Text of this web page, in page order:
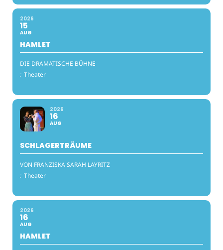
2026
15
AUG
HAMLET
DIE DRAMATISCHE BÜHNE
: Theater
2026
16
AUG
SCHLAGERTRÄUME
VON FRANZISKA SARAH LAYRITZ
: Theater
2026
16
AUG
HAMLET